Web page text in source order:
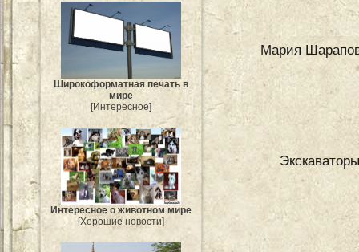
Широкоформатная печать в
мире
[Интересное]
Интересное о животном мире
[Хорошие новости]
Мария